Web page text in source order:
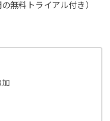
無料トライアル付き）
加